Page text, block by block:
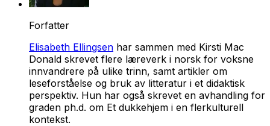
Forfatter
Elisabeth Ellingsen har sammen med Kirsti Mac
Donald skrevet flere læreverk i norsk for voksne
innvandrere på ulike trinn, samt artikler om
leseforståelse og bruk av litteratur i et didaktisk
perspektiv. Hun har også skrevet en avhandling for
graden ph.d. om Et dukkehjem i en flerkulturell
kontekst.